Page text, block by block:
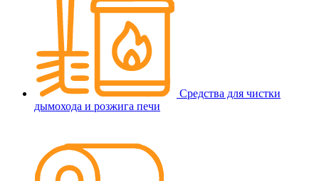
Средства для чистки
дымохода и розжига печи